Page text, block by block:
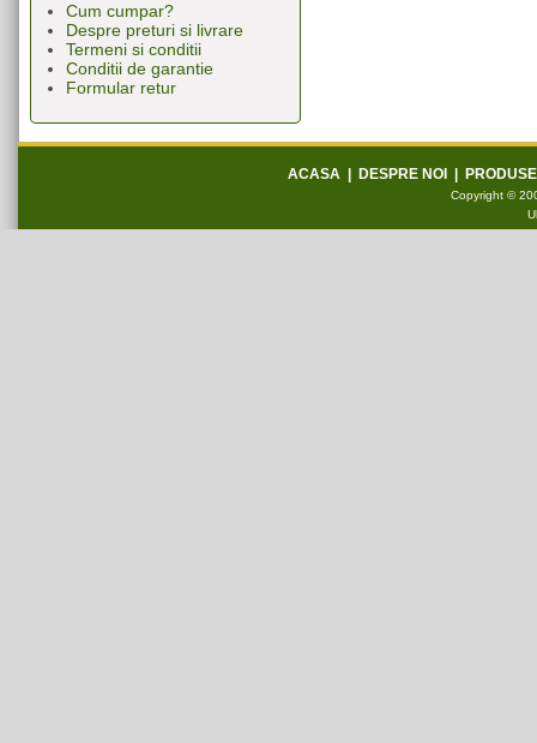
Cum cumpar?
Despre preturi si livrare
Termeni si conditii
Conditii de garantie
Formular retur
ACASA DESPRE NOI
Copyright ©